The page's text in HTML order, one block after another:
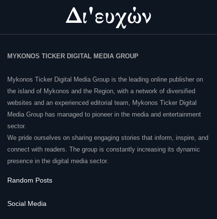
MYKONOS TICKER DIGITAL MEDIA GROUP
Mykonos Ticker Digital Media Group is the leading online publisher on
the island of Mykonos and the Region, with a network of diversified
websites and an experienced editorial team, Mykonos Ticker Digital
Media Group has managed to pioneer in the media and entertainment
sector.
We pride ourselves on sharing engaging stories that inform, inspire, and
connect with readers. The group is constantly increasing its dynamic
presence in the digital media sector.
Random Posts
Social Media